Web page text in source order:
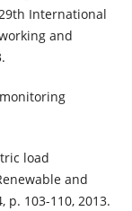
International
and
load
and
p. 103-110, 2013.